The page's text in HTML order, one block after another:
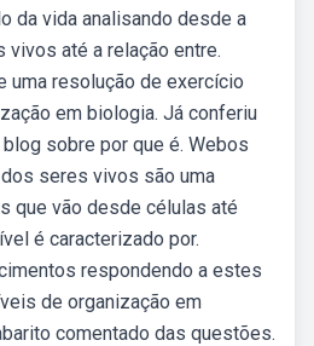
da vida analisando desde a
até a relação entre.
uma resolução de exercício
em biologia. Já conferiu
sobre por que é. Webos
seres vivos são uma
que vão desde células até
é caracterizado por.
respondendo a estes
de organização em
comentado das questões.